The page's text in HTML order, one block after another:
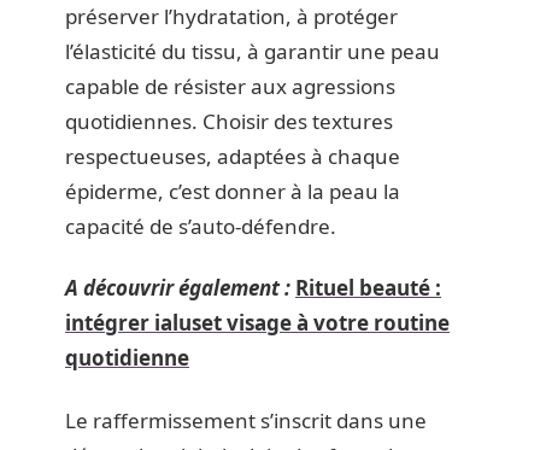
préserver l’hydratation, à protéger
l’élasticité du tissu, à garantir une peau
capable de résister aux agressions
quotidiennes. Choisir des textures
respectueuses, adaptées à chaque
épiderme, c’est donner à la peau la
capacité de s’auto-défendre.
A découvrir également : Rituel beauté :
intégrer ialuset visage à votre routine
quotidienne
Le raffermissement s’inscrit dans une